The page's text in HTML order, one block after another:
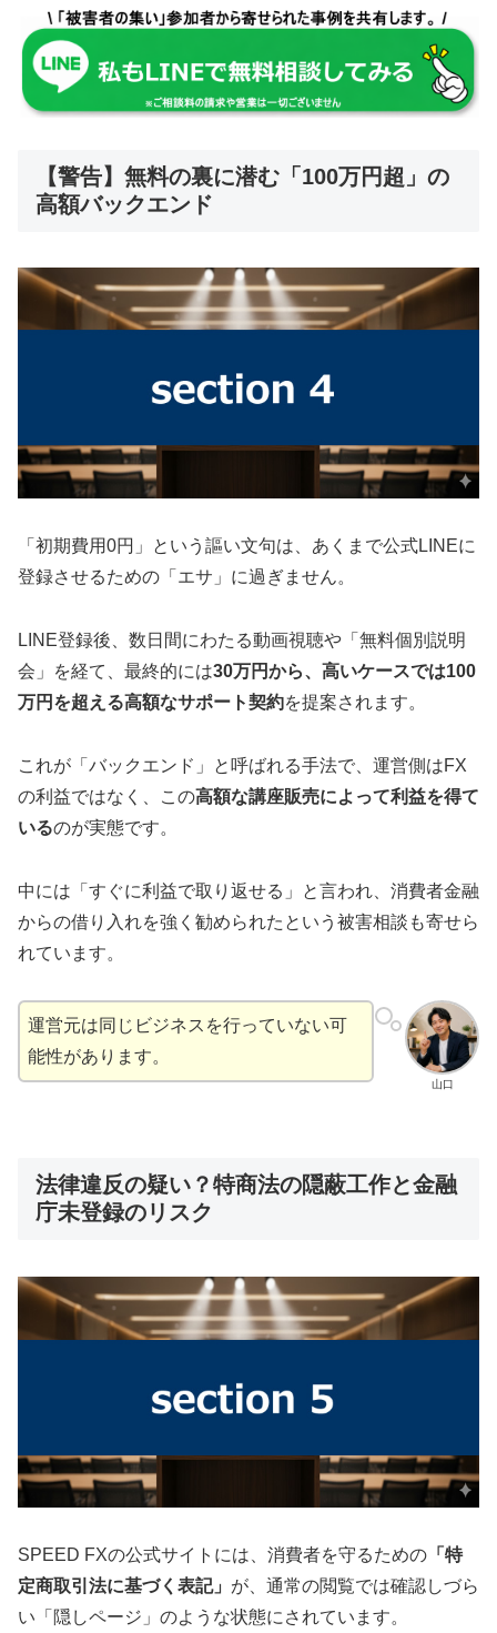
【警告】無料の裏に潜む「100万円超」の
高額バックエンド
「初期費用0円」という謳い文句は、あくまで公式LINEに
登録させるための「エサ」に過ぎません。
LINE登録後、数日間にわたる動画視聴や「無料個別説明
会」を経て、最終的には30万円から、高いケースでは100
万円を超える高額なサポート契約を提案されます。
これが「バックエンド」と呼ばれる手法で、運営側はFX
の利益ではなく、この高額な講座販売によって利益を得て
いるのが実態です。
中には「すぐに利益で取り返せる」と言われ、消費者金融
からの借り入れを強く勧められたという被害相談も寄せら
れています。
山口
運営元は同じビジネスを行っていない可
能性があります。
法律違反の疑い？特商法の隠蔽工作と金融
庁未登録のリスク
SPEED FXの公式サイトには、消費者を守るための 「特
定商取引法に基づく表記」 が、通常の閲覧では確認しづら
い「隠しページ」のような状態にされています。